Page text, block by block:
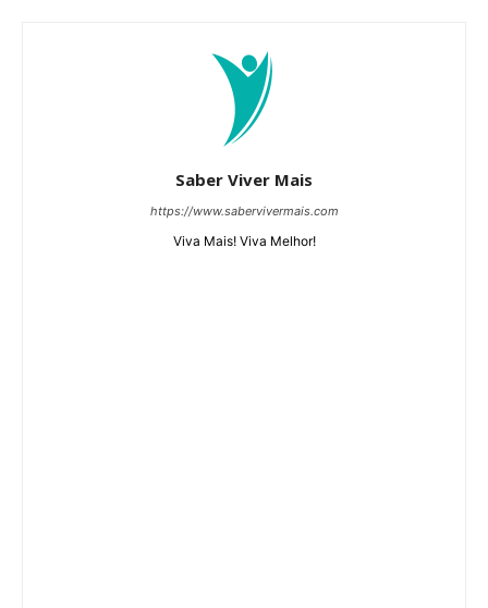
Saber Viver Mais
https://www.sabervivermais.com
Viva Mais! Viva Melhor!